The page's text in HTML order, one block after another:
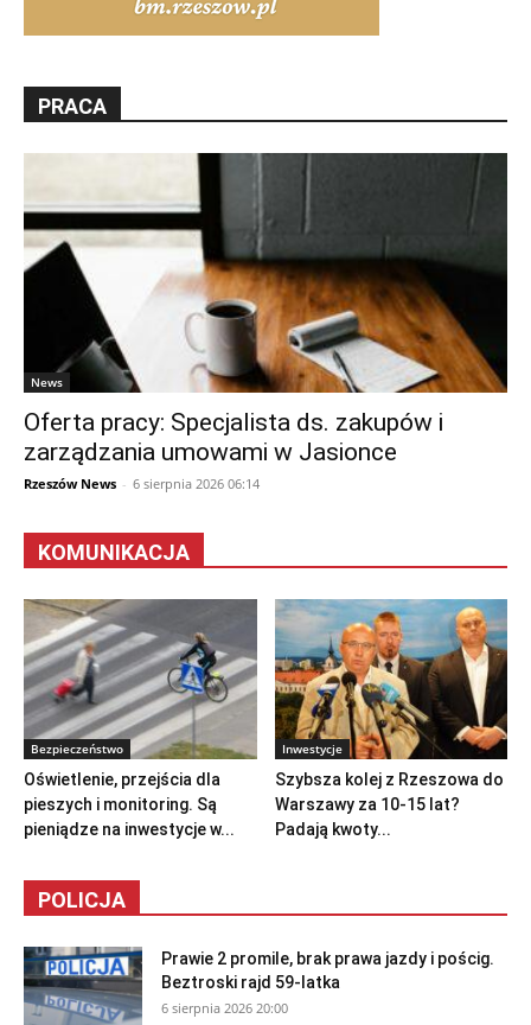
PRACA
News
Oferta pracy: Specjalista ds. zakupów i
zarządzania umowami w Jasionce
Rzeszów News - 6 sierpnia 2026 06:14
KOMUNIKACJA
Bezpieczeństwo
Oświetlenie, przejścia dla
pieszych i monitoring. Są
pieniądze na inwestycje w...
Inwestycje
Szybsza kolej z Rzeszowa do
Warszawy za 10-15 lat?
Padają kwoty...
POLICJA
Prawie 2 promile, brak prawa jazdy i pościg.
Beztroski rajd 59-latka
6 sierpnia 2026 20:00